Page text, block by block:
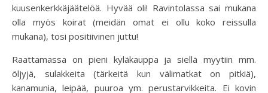
kuusenkerkkäjäätelöä. Hyvää oli! Ravintolassa sai mukana
olla myös koirat (meidän omat ei ollu koko reissulla
mukana), tosi positiivinen juttu!
Raattamassa on pieni kyläkauppa ja siellä myytiin mm.
öljyjä, sulakkeita (tärkeitä kun välimatkat on pitkiä),
kanamunia, leipää, puuroa ym. perustarvikkeita. Ei kovin